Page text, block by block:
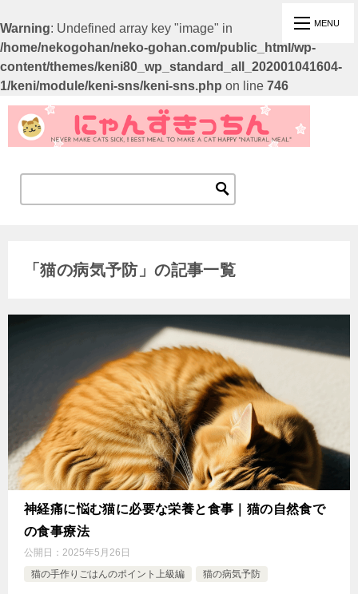
Warning: Undefined array key "image" in
/home/nekogohan/neko-gohan.com/public_html/wp-
content/themes/keni80_wp_standard_all_202001041604-
1/keni/module/keni-sns/keni-sns.php on line 746
「猫の病気予防」の記事一覧
神経痛に悩む猫に必要な栄養と食事｜猫の自然食で
の食事療法
公開日： 2025年5月26日
猫の手作りごはんのポイント上級編
猫の病気予防